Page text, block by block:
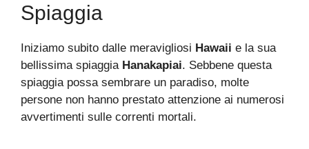
Spiaggia
Iniziamo subito dalle meravigliosi Hawaii e la sua
bellissima spiaggia Hanakapiai. Sebbene questa
spiaggia possa sembrare un paradiso, molte
persone non hanno prestato attenzione ai numerosi
avvertimenti sulle correnti mortali.